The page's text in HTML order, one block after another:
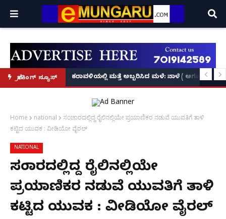
ಬ್ರೇಕಿಂಗ್ ನ್ಯೂಸ್‘ಭಕ್ತ ಪ್ರಹ್ಲಾದ’, ‘ಹೇ ರಾಮ್’!
ಕರಾವಳಿಯಲ್ಲಿ ಮತ್ತೆ ಅಬ್ಬರಿಸಿದ ಮಳೆ: ನಾಳೆ ( ಆಗಷ್ಟ್ 8)
Home national
ಸಂಚಾರದಲ್ಲಿದ್ದ ರೈಲಿನಲ್ಲಿಯೇ ಪ್ರಯಾಣಿಕರ ನಡುವೆ ಯುವತಿಗೆ ತಾಳಿ
ಕಟ್ಟಿದ ಯುವಕ : ವೀಡಿಯೋ ವೈರಲ್
NATIONAL
ಸಂಚಾರದಲ್ಲಿದ್ದ ರೈಲಿನಲ್ಲಿಯೇ
ಪ್ರಯಾಣಿಕರ ನಡುವೆ ಯುವತಿಗೆ ತಾಳಿ
ಕಟ್ಟಿದ ಯುವಕ : ವೀಡಿಯೋ ವೈರಲ್